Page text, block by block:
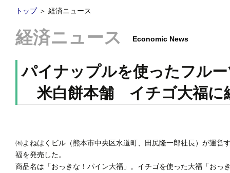
トップ ＞ 経済ニュース
経済ニュース Economic News
パイナップルを使ったフル
米白餅本舗 イチゴ大福に
㈲よねはくビル（熊本市中央区水道町、田尻隆一郎社長）が運
福を発売した。
商品名は「おっきな！パイン大福」。イチゴを使った大福「お